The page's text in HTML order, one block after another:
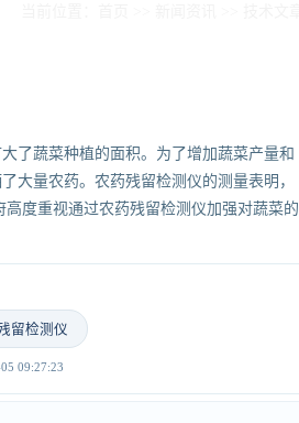
了蔬菜种植的面积。为了增加蔬菜产量和
大量农药。农药残留检测仪的测量表明，
度重视通过农药残留检测仪加强对蔬菜的
留检测仪
09:27:23